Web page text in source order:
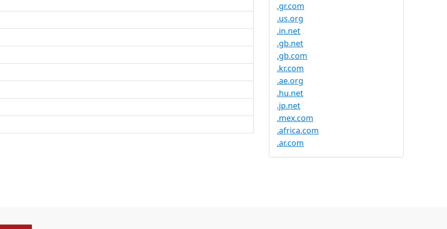
.gr.com
.us.org
.in.net
.gb.net
.gb.com
.kr.com
.ae.org
.hu.net
.jp.net
.mex.com
.africa.com
.ar.com